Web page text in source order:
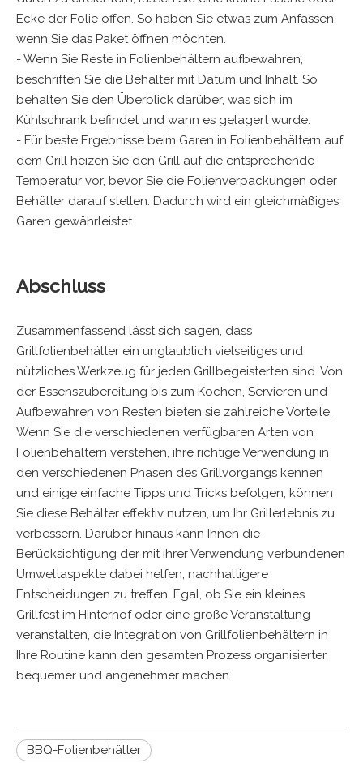
Ecke der Folie offen. So haben Sie etwas zum Anfassen,
wenn Sie das Paket öffnen möchten.
- Wenn Sie Reste in Folienbehältern aufbewahren,
beschriften Sie die Behälter mit Datum und Inhalt. So
behalten Sie den Überblick darüber, was sich im
Kühlschrank befindet und wann es gelagert wurde.
- Für beste Ergebnisse beim Garen in Folienbehältern auf
dem Grill heizen Sie den Grill auf die entsprechende
Temperatur vor, bevor Sie die Folienverpackungen oder
Behälter darauf stellen. Dadurch wird ein gleichmäßiges
Garen gewährleistet.
Abschluss
Zusammenfassend lässt sich sagen, dass
Grillfolienbehälter ein unglaublich vielseitiges und
nützliches Werkzeug für jeden Grillbegeisterten sind. Von
der Essenszubereitung bis zum Kochen, Servieren und
Aufbewahren von Resten bieten sie zahlreiche Vorteile.
Wenn Sie die verschiedenen verfügbaren Arten von
Folienbehältern verstehen, ihre richtige Verwendung in
den verschiedenen Phasen des Grillvorgangs kennen
und einige einfache Tipps und Tricks befolgen, können
Sie diese Behälter effektiv nutzen, um Ihr Grillerlebnis zu
verbessern. Darüber hinaus kann Ihnen die
Berücksichtigung der mit ihrer Verwendung verbundenen
Umweltaspekte dabei helfen, nachhaltigere
Entscheidungen zu treffen. Egal, ob Sie ein kleines
Grillfest im Hinterhof oder eine große Veranstaltung
veranstalten, die Integration von Grillfolienbehältern in
Ihre Routine kann den gesamten Prozess organisierter,
bequemer und angenehmer machen.
BBQ-Folienbehälter